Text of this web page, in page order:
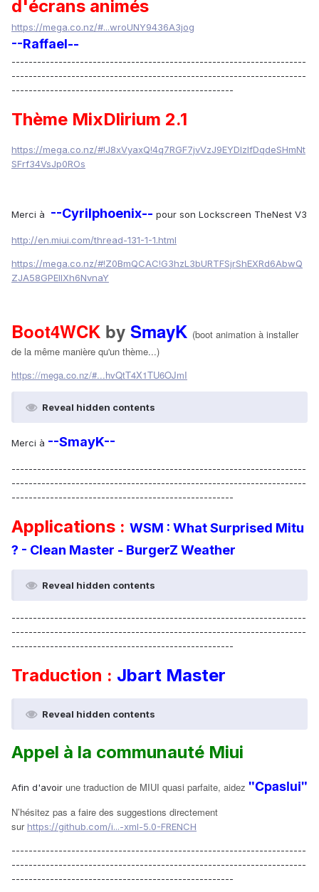
d'écrans animés
https://mega.co.nz/#...wroUNY9436A3jog
--Raffael--
---------------------------------------------------------------------
---------------------------------------------------------------------
----------------------------------------------------
Thème MixDlirium 2.1
https://mega.co.nz/#!J8xVyaxQ!4q7RGF7jvVzJ9EYDlzlfDqdeSHmNt
SFrf34VsJp0ROs
Merci à --Cyrilphoenix-- pour son Lockscreen TheNest V3
http://en.miui.com/thread-131-1-1.html
https://mega.co.nz/#!Z0BmQCAC!G3hzL3bURTFSjrShEXRd6AbwQ
ZJA58GPElIXh6NvnaY
Boot4WCK by SmayK (boot animation à installer
de la même manière qu'un thème...)
https://mega.co.nz/#...hvQtT4X1TU6OJmI
Reveal hidden contents
Merci à --SmayK--
---------------------------------------------------------------------
---------------------------------------------------------------------
----------------------------------------------------
Applications : WSM : What Surprised Mitu
? - Clean Master - BurgerZ Weather
Reveal hidden contents
---------------------------------------------------------------------
---------------------------------------------------------------------
----------------------------------------------------
Traduction : Jbart Master
Reveal hidden contents
Appel à la communauté Miui
Afin d'avoir une traduction de MIUI quasi parfaite, aidez "Cpaslui"
N’hésitez pas a faire des suggestions directement
sur https://github.com/i...-xml-5.0-FRENCH
---------------------------------------------------------------------
---------------------------------------------------------------------
----------------------------------------------------